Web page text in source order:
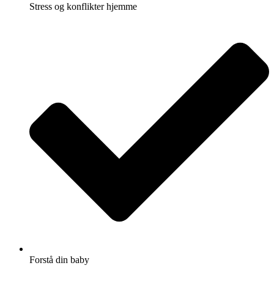
Stress og konflikter hjemme
Forstå din baby